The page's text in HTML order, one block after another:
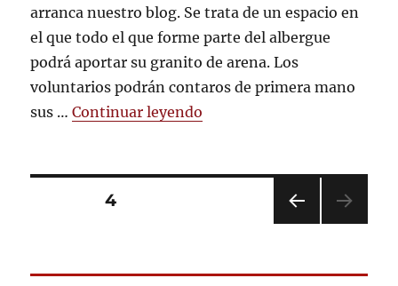
ALBA
arranca nuestro blog. Se trata de un espacio en
el que todo el que forme parte del albergue
podrá aportar su granito de arena. Los
voluntarios podrán contaros de primera mano
sus …Continuar leyendo
Paginación
PÁGINA4